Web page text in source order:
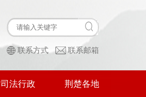
联系方式 联系邮箱
司法行政
荆楚各地